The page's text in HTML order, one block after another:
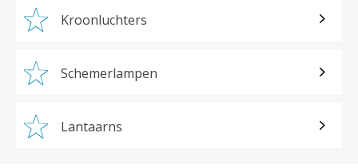
Kroonluchters
Schemerlampen
Lantaarns